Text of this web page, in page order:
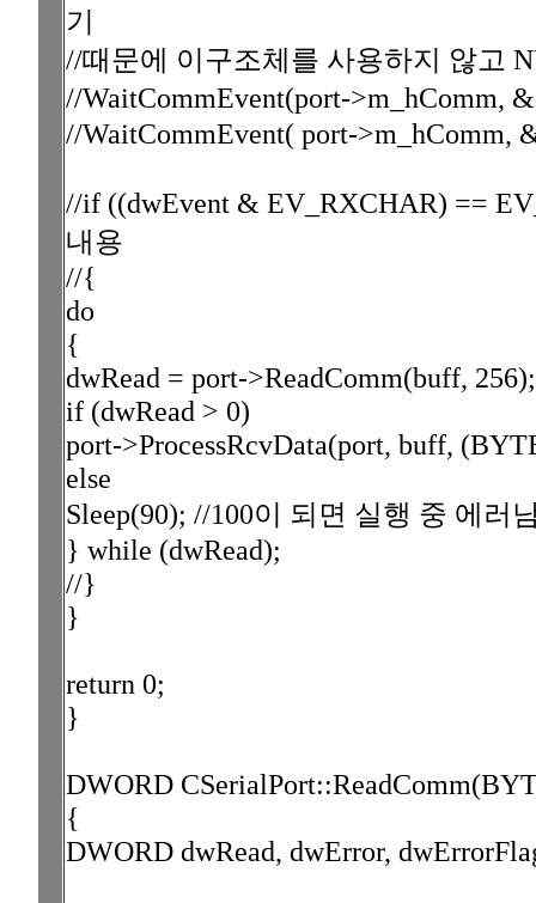
기
//때문에 이구조체를 사용하지 않고
//WaitCommEvent(port->m_hComm,
//WaitCommEvent( port->m_hComm,
//if ((dwEvent & EV_RXCHAR) ==
내용
//{
do
{
dwRead = port->ReadComm(buff, 256);
if (dwRead > 0)
port->ProcessRcvData(port, buff,
else
Sleep(90); //100이 되면 실행 중 에러
} while (dwRead);
//}
}
return 0;
}
DWORD
{
DWORD dwRead, dwError,